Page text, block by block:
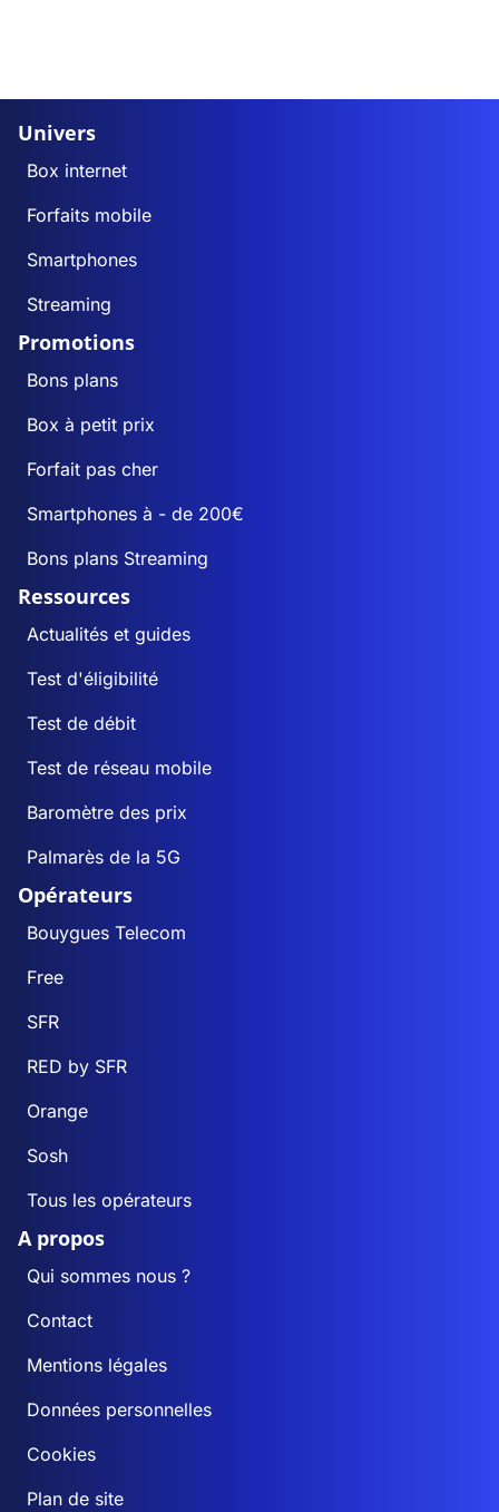
Univers
Box internet
Forfaits mobile
Smartphones
Streaming
Promotions
Bons plans
Box à petit prix
Forfait pas cher
Smartphones à - de 200€
Bons plans Streaming
Ressources
Actualités et guides
Test d'éligibilité
Test de débit
Test de réseau mobile
Baromètre des prix
Palmarès de la 5G
Opérateurs
Bouygues Telecom
Free
SFR
RED by SFR
Orange
Sosh
Tous les opérateurs
A propos
Qui sommes nous ?
Contact
Mentions légales
Données personnelles
Cookies
Plan de site